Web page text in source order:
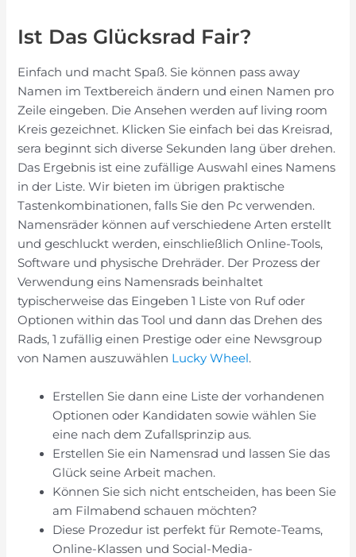
Ist Das Glücksrad Fair?
Einfach und macht Spaß. Sie können pass away
Namen im Textbereich ändern und einen Namen pro
Zeile eingeben. Die Ansehen werden auf living room
Kreis gezeichnet. Klicken Sie einfach bei das Kreisrad,
sera beginnt sich diverse Sekunden lang über drehen.
Das Ergebnis ist eine zufällige Auswahl eines Namens
in der Liste. Wir bieten im übrigen praktische
Tastenkombinationen, falls Sie den Pc verwenden.
Namensräder können auf verschiedene Arten erstellt
und geschluckt werden, einschließlich Online-Tools,
Software und physische Drehräder. Der Prozess der
Verwendung eins Namensrads beinhaltet
typischerweise das Eingeben 1 Liste von Ruf oder
Optionen within das Tool und dann das Drehen des
Rads, 1 zufällig einen Prestige oder eine Newsgroup
von Namen auszuwählen Lucky Wheel.
Erstellen Sie dann eine Liste der vorhandenen
Optionen oder Kandidaten sowie wählen Sie
eine nach dem Zufallsprinzip aus.
Erstellen Sie ein Namensrad und lassen Sie das
Glück seine Arbeit machen.
Können Sie sich nicht entscheiden, has been Sie
am Filmabend schauen möchten?
Diese Prozedur ist perfekt für Remote-Teams,
Online-Klassen und Social-Media-